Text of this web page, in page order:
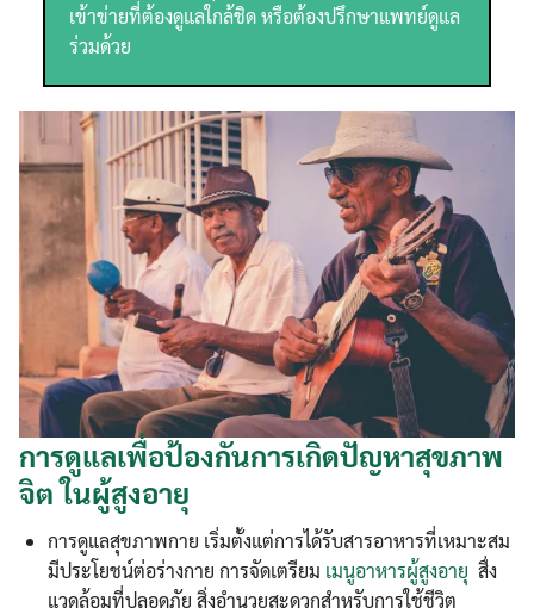
เข้าข่ายที่ต้องดูแลใกล้ชิด หรือต้องปรึกษาแพทย์ดูแล
ร่วมด้วย
การดูแลเพื่อป้องกันการเกิดปัญหาสุขภาพ
จิต ในผู้สูงอายุ
การดูแลสุขภาพกาย เริ่มตั้งแต่การได้รับสารอาหารที่เหมาะสม
มีประโยชน์ต่อร่างกาย การจัดเตรียม เมนูอาหารผู้สูงอายุ สื่ง
แวดล้อมที่ปลอดภัย สิ่งอำนวยสะดวกสำหรับการใช้ชีวิต